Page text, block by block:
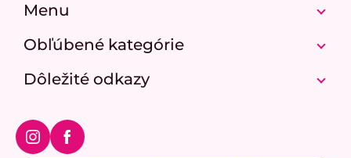
Menu
Obľúbené kategórie
Dôležité odkazy
InstagramFacebook